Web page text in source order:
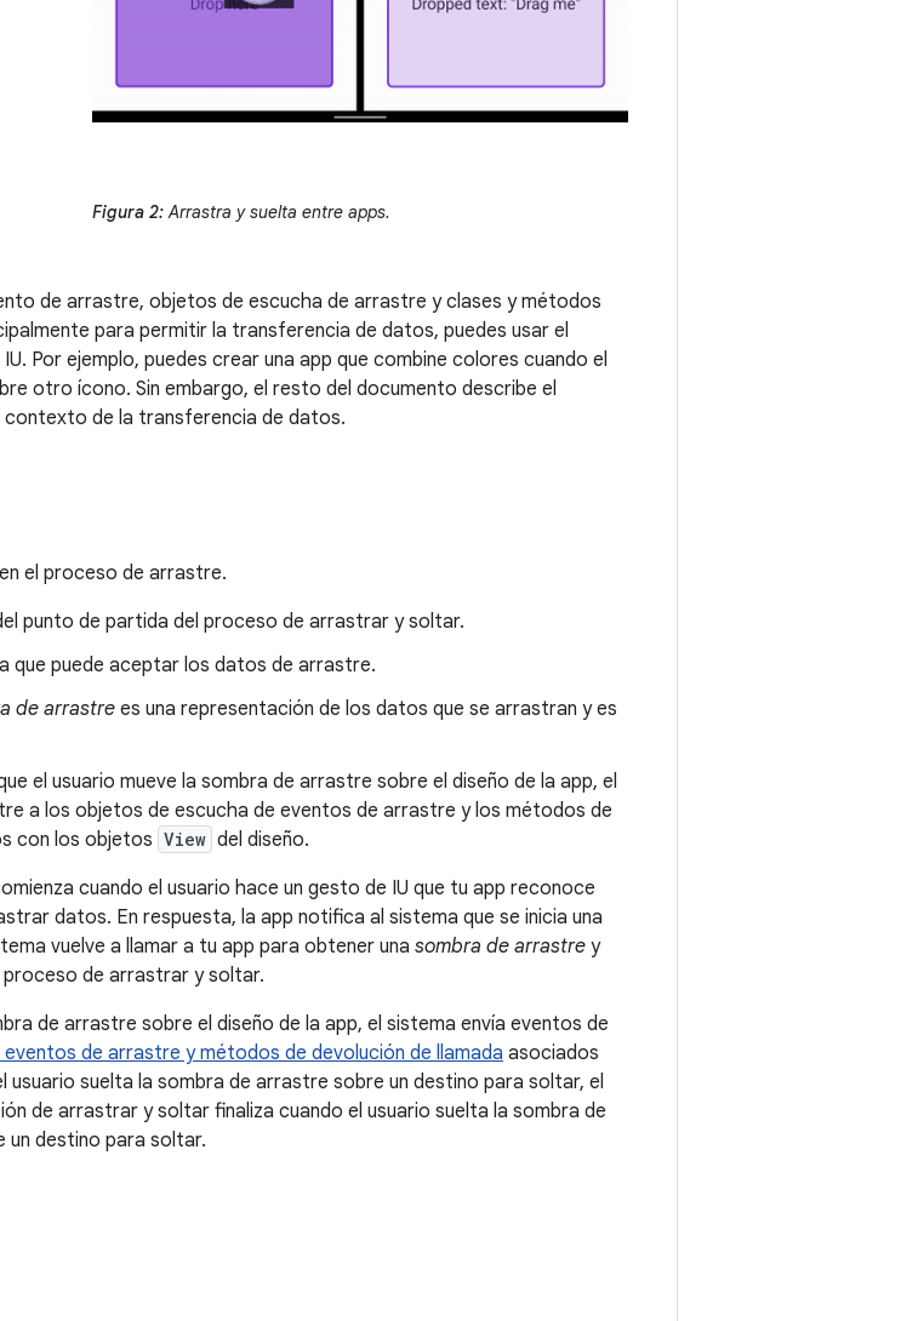
Figura 2:Arrastra y suelta entre apps.
de arrastre, objetos de escucha de arrastre y clases y métodos
para permitir la transferencia de datos, puedes usar el
Por ejemplo, puedes crear una app que combine colores cuando el
otro ícono. Sin embargo, el resto del documento describe el
de la transferencia de datos.
el proceso de arrastre.
punto de partida del proceso de arrastrar y soltar.
que puede aceptar los datos de arrastre.
de arrastrees una representación de los datos que se arrastran y es
el usuario mueve la sombra de arrastre sobre el diseño de la app, el
a los objetos de escucha de eventos de arrastre y los métodos de
con los objetos View del diseño.
cuando el usuario hace un gesto de IU que tu app reconoce
datos. En respuesta, la app notifica al sistema que se inicia una
vuelve a llamar a tu app para obtener una sombra de arrastre y
de arrastrar y soltar.
de arrastre sobre el diseño de la app, el sistema envía eventos de
de arrastre y métodos de devolución de llamada asociados
usuario suelta la sombra de arrastre sobre un destino para soltar, el
de arrastrar y soltar finaliza cuando el usuario suelta la sombra de
un destino para soltar.